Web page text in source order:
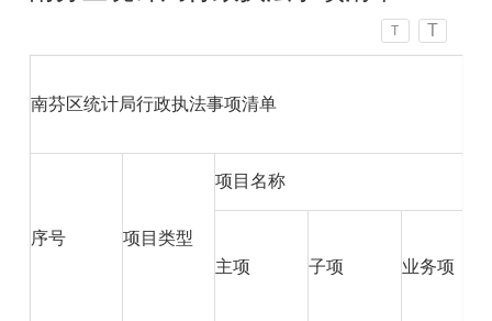
T T
南芬区统计局行政执法事项清单
序号 项目类型
项目名称
主项 子项 业务项